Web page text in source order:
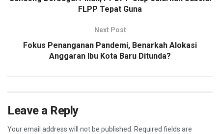
FLPP Tepat Guna
Next Post
Fokus Penanganan Pandemi, Benarkah Alokasi
Anggaran Ibu Kota Baru Ditunda?
Leave a Reply
Your email address will not be published.
Required fields are